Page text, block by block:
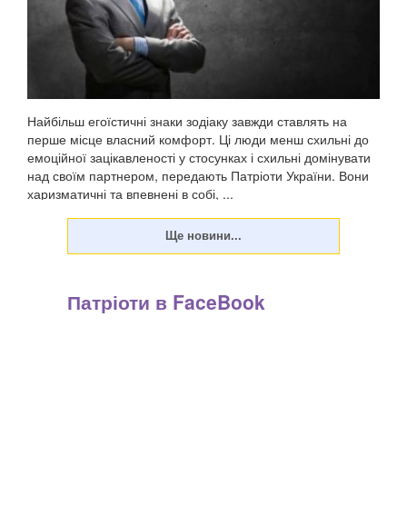
Найбільш егоїстичні знаки зодіаку завжди ставлять на
перше місце власний комфорт. Ці люди менш схильні до
емоційної зацікавленості у стосунках і схильні домінувати
над своїм партнером, передають Патріоти України. Вони
харизматичні та впевнені в собі, ...
Патріоти в FaceBook